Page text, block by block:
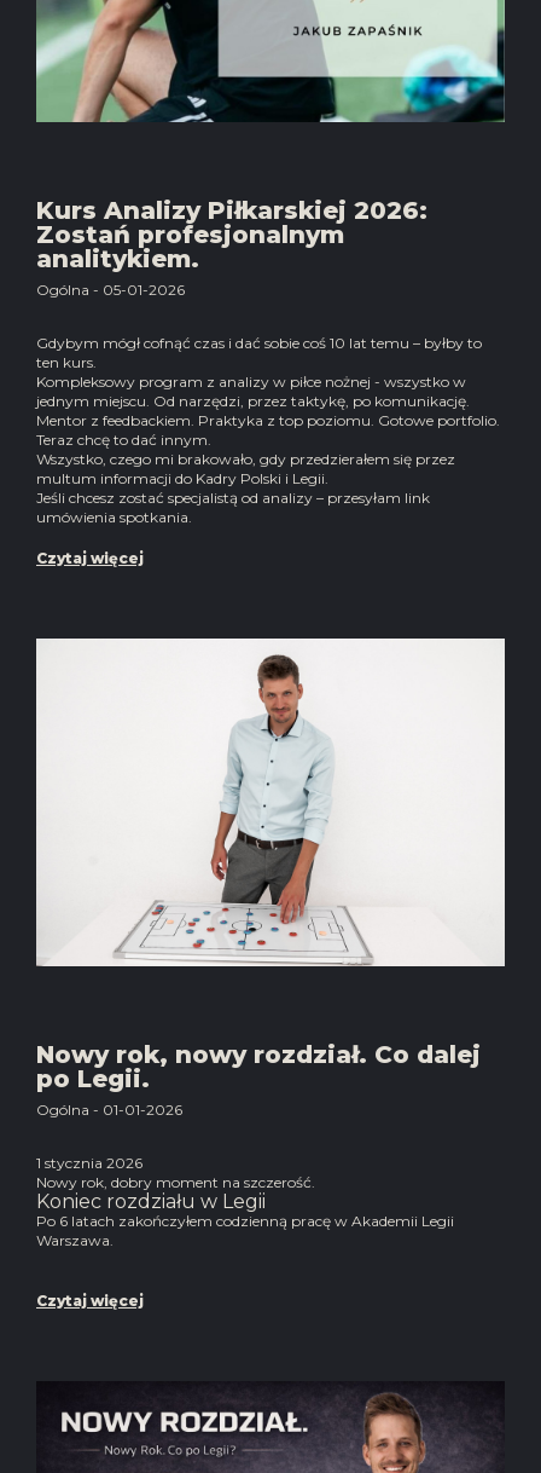
Kurs Analizy Piłkarskiej 2026:
Zostań profesjonalnym
analitykiem.
Ogólna - 05-01-2026
Gdybym mógł cofnąć czas i dać sobie coś 10 lat temu – byłby to
ten kurs.
Kompleksowy program z analizy w piłce nożnej - wszystko w
jednym miejscu. Od narzędzi, przez taktykę, po komunikację.
Mentor z feedbackiem. Praktyka z top poziomu. Gotowe portfolio.
Teraz chcę to dać innym.
Wszystko, czego mi brakowało, gdy przedzierałem się przez
multum informacji do Kadry Polski i Legii.
Jeśli chcesz zostać specjalistą od analizy – przesyłam link
umówienia spotkania.
Czytaj więcej
Nowy rok, nowy rozdział. Co dalej
po Legii.
Ogólna - 01-01-2026
1 stycznia 2026
Nowy rok, dobry moment na szczerość.
Koniec rozdziału w Legii
Po 6 latach zakończyłem codzienną pracę w Akademii Legii
Warszawa.
Czytaj więcej